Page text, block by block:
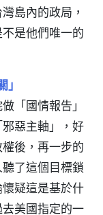
島內的政局，
是他們唯一的
「國情報告」
惡主軸」，好
後，再一步的
聽了這個目標鎖
疑這是基於什
美國指定的一